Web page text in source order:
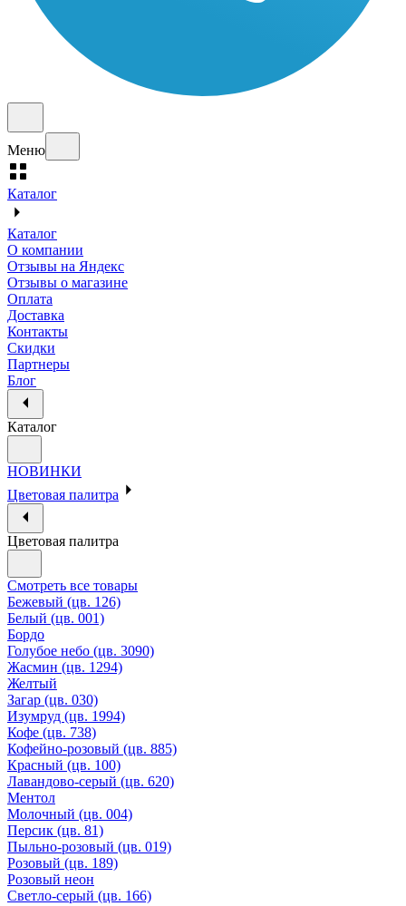
Меню
Каталог
Каталог
О компании
Отзывы на Яндекс
Отзывы о магазине
Оплата
Доставка
Контакты
Скидки
Партнеры
Блог
Каталог
НОВИНКИ
Цветовая палитра
Цветовая палитра
Смотреть все товары
Бежевый (цв. 126)
Белый (цв. 001)
Бордо
Голубое небо (цв. 3090)
Жасмин (цв. 1294)
Желтый
Загар (цв. 030)
Изумруд (цв. 1994)
Кофе (цв. 738)
Кофейно-розовый (цв. 885)
Красный (цв. 100)
Лавандово-серый (цв. 620)
Ментол
Молочный (цв. 004)
Персик (цв. 81)
Пыльно-розовый (цв. 019)
Розовый (цв. 189)
Розовый неон
Светло-серый (цв. 166)